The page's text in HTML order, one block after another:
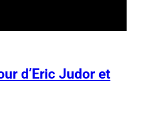
d’Eric Judor et